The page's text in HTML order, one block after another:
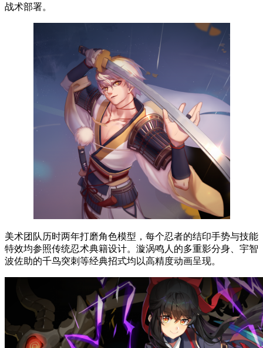
战术部署。
美术团队历时两年打磨角色模型，每个忍者的结印手势与技能
特效均参照传统忍术典籍设计。漩涡鸣人的多重影分身、宇智
波佐助的千鸟突刺等经典招式均以高精度动画呈现。